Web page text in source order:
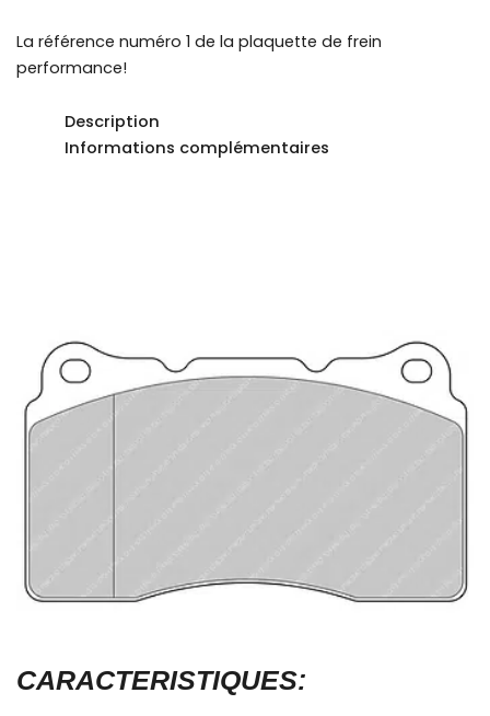
La référence numéro 1 de la plaquette de frein
performance!
Description
Informations complémentaires
CARACTERISTIQUES: